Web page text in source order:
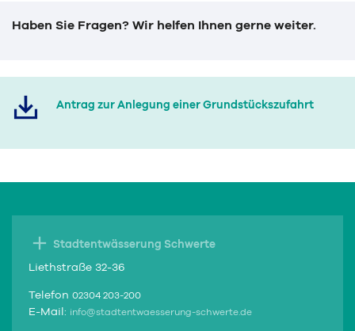
Haben Sie Fragen? Wir helfen Ihnen gerne weiter.
Antrag zur Anlegung einer Grundstückszufahrt
Stadtentwässerung Schwerte
Liethstraße 32-36
Telefon 02304 203-200
E-Mail: info@stadtentwaesserung-schwerte.de